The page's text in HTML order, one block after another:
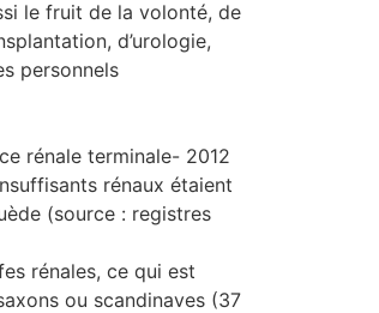
le fruit de la volonté, de
d’urologie,
personnels
rénale terminale- 2012
rénaux étaient
(source : registres
rénales, ce qui est
ou scandinaves (37